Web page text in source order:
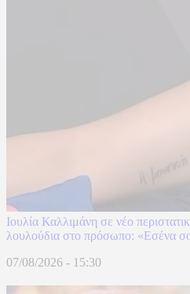
Ιουλία Καλλιμάνη σε νέο
λουλούδια στο πρόσωπο: «Εσένα
07/08/2026 - 15:30